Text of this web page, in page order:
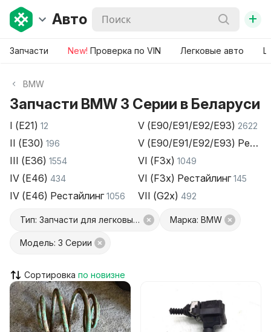
Авто +
Запчасти New! Проверка по VIN Легковые авто
BMW
Запчасти BMW 3 Серии в Беларуси
I (E21) 12
II (E30) 196
III (E36) 1554
IV (E46) 434
IV (E46) Рестайлинг 1056
V (E90/E91/E92/E93) 2622
V (E90/E91/E92/E93)
VI (F3x) 1049
VI (F3x) Рестайлинг 145
VII (G2x) 492
Тип: Запчасти для легковых авто Марка: BMW
Модель: 3 Серии
Сортировка